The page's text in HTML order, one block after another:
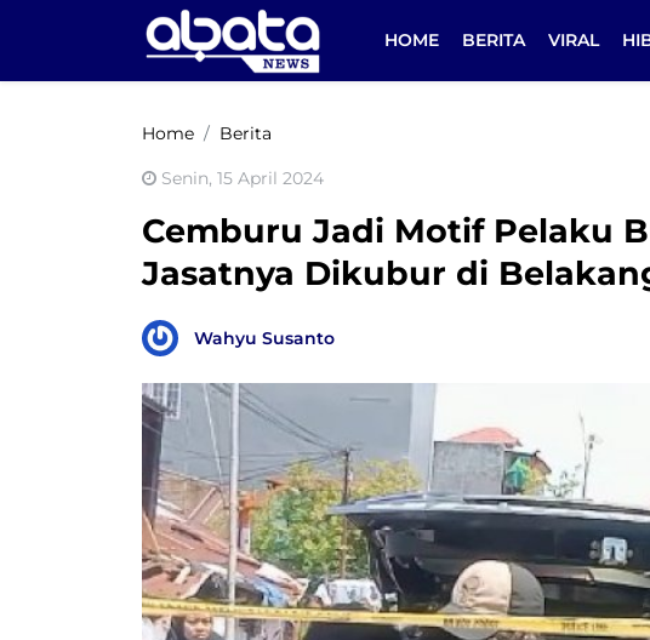
HOME BERITA VIRAL
Home Berita
Senin, 15 April 2024
Cemburu Jadi Motif Pelaku
Jasatnya Dikubur di
Wahyu Susanto